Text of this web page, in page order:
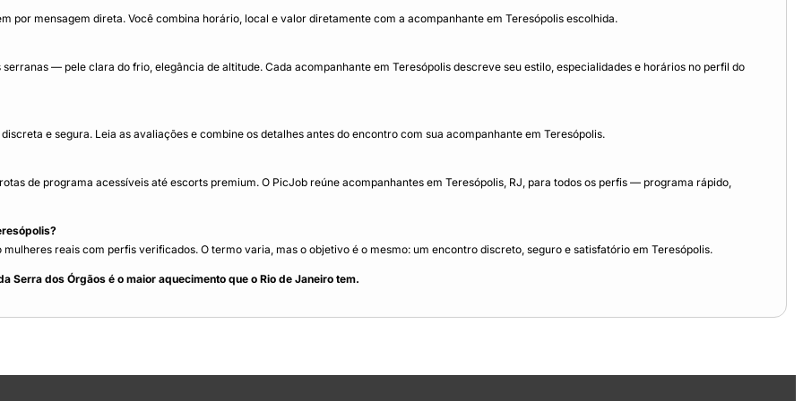
por mensagem direta. Você combina horário, local e valor diretamente com a acompanhante em Teresópolis escolhida.
— pele clara do frio, elegância de altitude. Cada acompanhante em Teresópolis descreve seu estilo, especialidades e horários no perfil do
e segura. Leia as avaliações e combine os detalhes antes do encontro com sua acompanhante em Teresópolis.
de programa acessíveis até escorts premium. O PicJob reúne acompanhantes em Teresópolis, RJ, para todos os perfis — programa rápido,
reais com perfis verificados. O termo varia, mas o objetivo é o mesmo: um encontro discreto, seguro e satisfatório em Teresópolis.
Serra dos Órgãos é o maior aquecimento que o Rio de Janeiro tem.